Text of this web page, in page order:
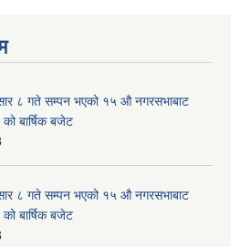
८ गते सम्पन भएको १५ ‍‍‍औ नगरसभाबाट
बार्षिक बजेट
८ गते सम्पन भएको १५ ‍‍‍औ नगरसभाबाट
बार्षिक बजेट